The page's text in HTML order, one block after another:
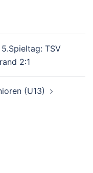
TSV
2:1
(U13)